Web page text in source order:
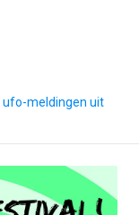
ufo-meldingen uit